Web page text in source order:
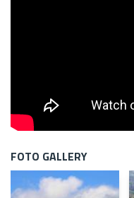
FOTO GALLERY